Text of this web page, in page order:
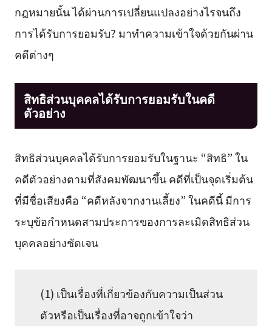
กฎหมายนั้น ได้ผ่านการเปลี่ยนแปลงอย่างไรจนถึง
การได้รับการยอมรับ? มาทำความเข้าใจด้วยกันผ่าน
คดีต่างๆ
สิทธิส่วนบุคคลได้รับการยอมรับในคดี
ตัวอย่าง
สิทธิส่วนบุคคลได้รับการยอมรับในฐานะ “สิทธิ” ใน
คดีตัวอย่างตามที่สังคมพัฒนาขึ้น คดีที่เป็นจุดเริ่มต้น
ที่มีชื่อเสียงคือ “คดีหลังจากงานเลี้ยง” ในคดีนี้ มีการ
ระบุข้อกำหนดสามประการของการละเมิดสิทธิส่วน
บุคคลอย่างชัดเจน
(1) เป็นเรื่องที่เกี่ยวข้องกับความเป็นส่วน
ตัวหรือเป็นเรื่องที่อาจถูกเข้าใจว่า